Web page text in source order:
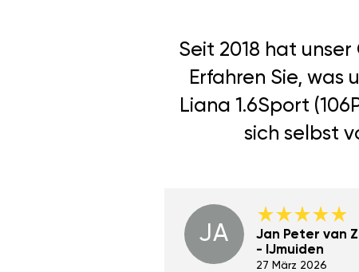
Seit 2018 hat
Erfahren Sie, was
Liana 1.6Sport
sich selbst
JA
Jan Peter van
- IJmuiden
27 März 2026